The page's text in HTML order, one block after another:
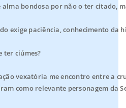
alma bondosa por não o ter citado,
exige paciência, conhecimento da
ter ciúmes?
vexatória me encontro entre a
como relevante personagem da